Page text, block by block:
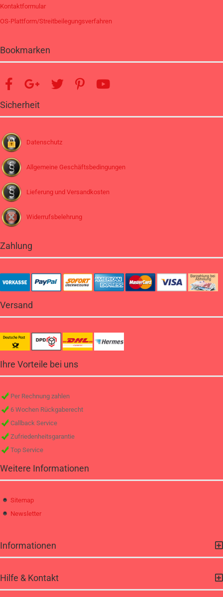
Kontaktformular
OS-Plattform/Streitbeilegungsverfahren
Bookmarken
Sicherheit
Datenschutz
Allgemeine Geschäftsbedingungen
Lieferung und Versandkosten
Widerrufsbelehrung
Zahlung
Versand
Ihre Vorteile bei uns
Per Rechnung zahlen
6 Wochen Rückgaberecht
Callback Service
Zufriedenheitsgarantie
Top Service
Weitere Informationen
Sitemap
Newsletter
Informationen
Hilfe & Kontakt